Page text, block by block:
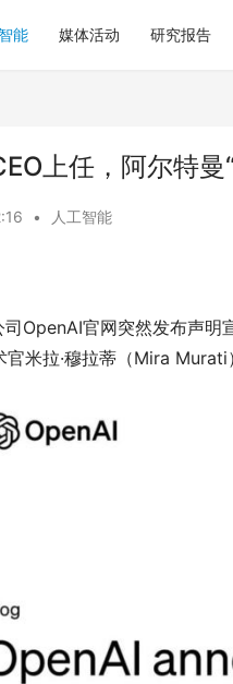
能 媒体活动 研究报告
上任，阿尔特曼
• 人工智能
司OpenAI官网突然发布声
米拉·穆拉蒂（Mira Murati